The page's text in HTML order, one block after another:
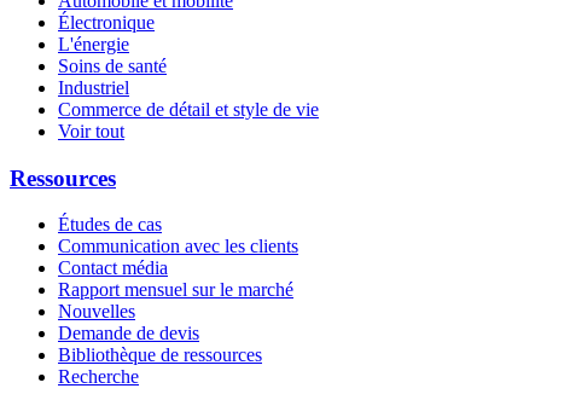
Électronique
L'énergie
Soins de santé
Industriel
Commerce de détail et style de vie
Voir tout
Ressources
Études de cas
Communication avec les clients
Contact média
Rapport mensuel sur le marché
Nouvelles
Demande de devis
Bibliothèque de ressources
Recherche